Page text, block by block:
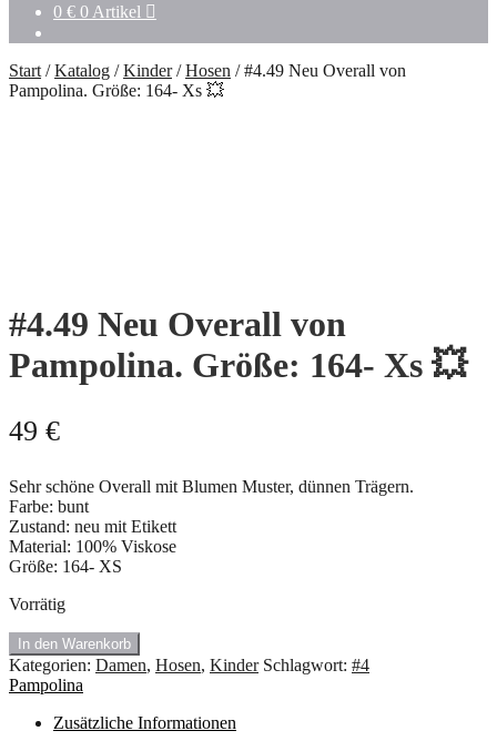
0 € 0 Artikel
Start /Katalog /Kinder/Hosen /#4.49 Neu Overall von
Pampolina. Größe: 164- Xs 💥
#4.49 Neu Overall von
Pampolina. Größe: 164- Xs 💥
49 €
Sehr schöne Overall mit Blumen Muster, dünnen Trägern.
Farbe: bunt
Zustand: neu mit Etikett
Material: 100% Viskose
Größe: 164- XS
Vorrätig
#4.49
Neu
Overall
Pampolina.
In den Warenkorb
Kategorien: Damen, Hosen, Kinder Schlagwort: #4
Pampolina
Zusätzliche Informationen